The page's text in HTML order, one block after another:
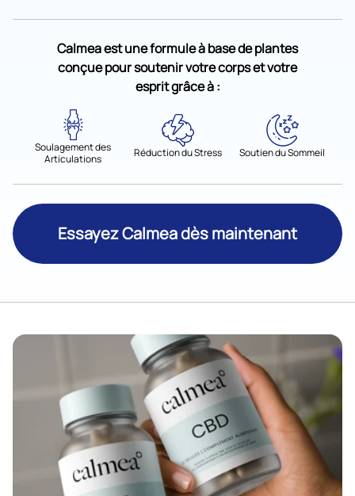
Calmea est une formule à base de plantes
conçue pour soutenir votre corps et votre
esprit grâce à :
Soulagement des
Articulations
Réduction du Stress Soutien du Sommeil
Essayez Calmea dès maintenant